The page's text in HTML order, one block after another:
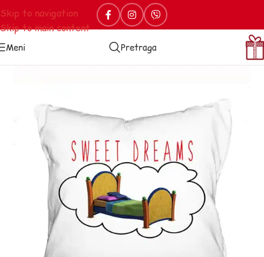
Skip to navigation
Skip to main content
Meni Pretraga